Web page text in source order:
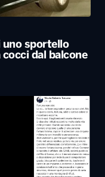
uno sportello
dal balcone